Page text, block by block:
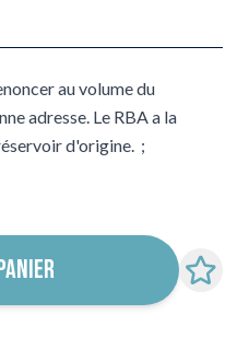
au volume du
adresse. Le RBA a la
d'origine. ;